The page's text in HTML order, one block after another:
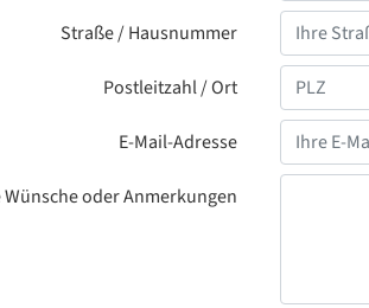
Straße / Hausnummer
Postleitzahl / Ort
E-Mail-Adresse
oder Anmerkungen